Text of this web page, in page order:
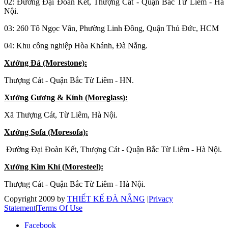
02: Đường Đại Đoàn Kết, Thượng Cát - Quận Bắc Từ Liêm - Hà
Nội.
03: 260 Tô Ngọc Vân, Phường Linh Đông, Quận Thủ Đức, HCM
04: Khu công nghiệp Hòa Khánh, Đà Nẵng.
Xưởng Đá (Morestone):
Thượng Cát - Quận Bắc Từ Liêm - HN.
Xưởng Gương & Kính (Moreglass):
Xã Thượng Cát, Từ Liêm, Hà Nội.
Xưởng Sofa (Moresofa):
Đường Đại Đoàn Kết, Thượng Cát - Quận Bắc Từ Liêm - Hà Nội.
Xưởng Kim Khí (Moresteel):
Thượng Cát - Quận Bắc Từ Liêm - Hà Nội.
Copyright 2009 by THIẾT KẾ ĐÀ NẴNG |Privacy
Statement|Terms Of Use
Facebook